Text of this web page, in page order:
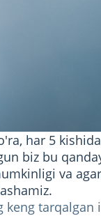
har 5
biz bu
va
keng